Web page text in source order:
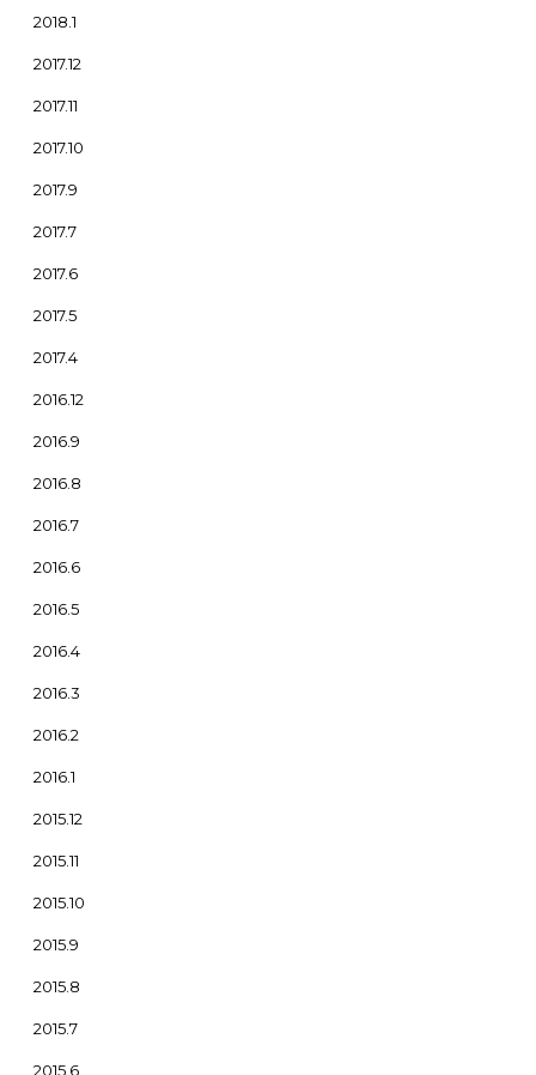
2018.1
2017.12
2017.11
2017.10
2017.9
2017.7
2017.6
2017.5
2017.4
2016.12
2016.9
2016.8
2016.7
2016.6
2016.5
2016.4
2016.3
2016.2
2016.1
2015.12
2015.11
2015.10
2015.9
2015.8
2015.7
2015.6